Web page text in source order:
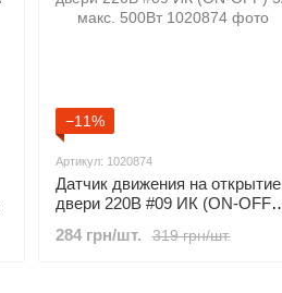
−11%
Артикул: 1020874
Датчик движения на открытие
двери 220В #09 ИК (ON-OFF)
319 грн/шт.
284 грн/шт.